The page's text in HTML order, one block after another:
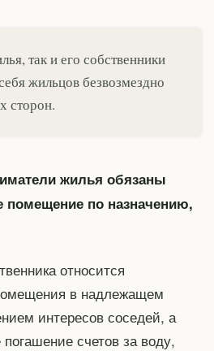
так и его собственники
жильцов безвозмездно
сторон.
жилья обязаны
помещение по назначению,
относится
в надлежащем
интересов соседей, а
счетов за воду,